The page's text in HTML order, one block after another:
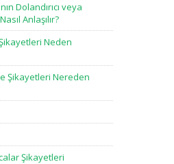
Dolandırıcı veya
Anlaşılır?
Neden
Şikayetleri Nereden
Şikayetleri